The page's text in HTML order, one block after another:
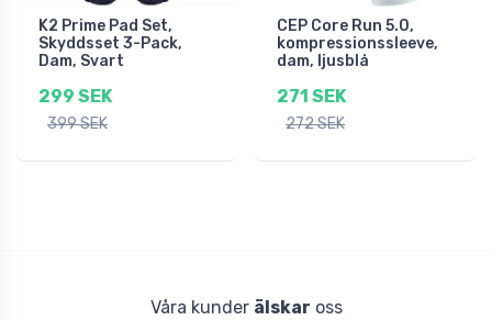
K2 Prime Pad Set,
Skyddsset 3-Pack,
Dam, Svart
299 SEK
399 SEK
CEP Core Run 5.0,
kompressionssleeve,
dam, ljusblå
271 SEK
272 SEK
Våra kunder älskar oss